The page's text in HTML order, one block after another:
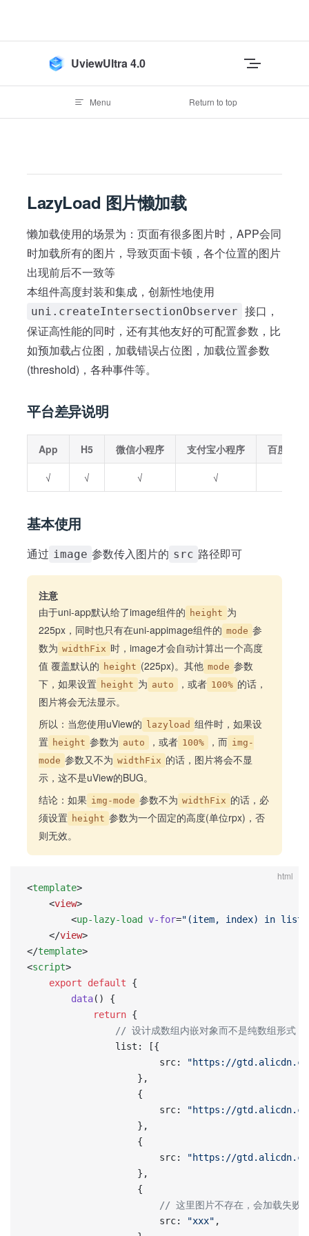
UviewUltra 4.0
Menu Return to top
LazyLoad 图片懒加载
懒加载使用的场景为：页面有很多图片时，APP会同
时加载所有的图片，导致页面卡顿，各个位置的图片
出现前后不一致等
本组件高度封装和集成，创新性地使用
uni.createIntersectionObserver 接口，
保证高性能的同时，还有其他友好的可配置参数，比
如预加载占位图，加载错误占位图，加载位置参数
(threshold)，各种事件等。
平台差异说明
App H5 微信小程序 支付宝小程序 百度小程
√ √ √ √
基本使用
通过 image 参数传入图片的 src 路径即可
注意
由于uni-app默认给了image组件的 height 为
225px，同时也只有在uni-appimage组件的 mode 参
数为 widthFix 时，image才会自动计算出一个高度
值 覆盖默认的 height (225px)。其他 mode 参数
下，如果设置 height 为 auto ，或者 100% 的话，
图片将会无法显示。
所以：当您使用uView的
lazyload 组件时，如果设
置 height 参数为 auto ，或者 100% ，而 img-
mode 参数又不为 widthFix 的话，图片将会不显
示，这不是uView的BUG。
结论：如果 img-mode 参数不为 widthFix 的话，必
须设置 height 参数为一个固定的高度(单位rpx)，否
则无效。
html
<template>
	<
view>
		<
up-lazy-load v-for="(item, index) in list"
	</
view>
</template>
<script>
	export
default {
		data
() {
			return
{
// 设计成数组内嵌对象而不是纯数组形
				list: [{
						src:
"https://gtd.alicdn.com/
					},
					{
						src:
"https://gtd.alicdn.com/
					},
					{
						src:
"https://gtd.alicdn.com/
					},
					{
// 这里图片不存在，会加载失
						src:
"xxx" ,